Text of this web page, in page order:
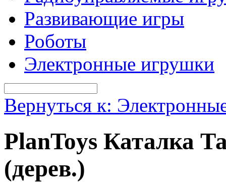
Развивающие игры
Роботы
Электронные игрушки
Вернуться к:
PlanToys Каталка
(дерев.)